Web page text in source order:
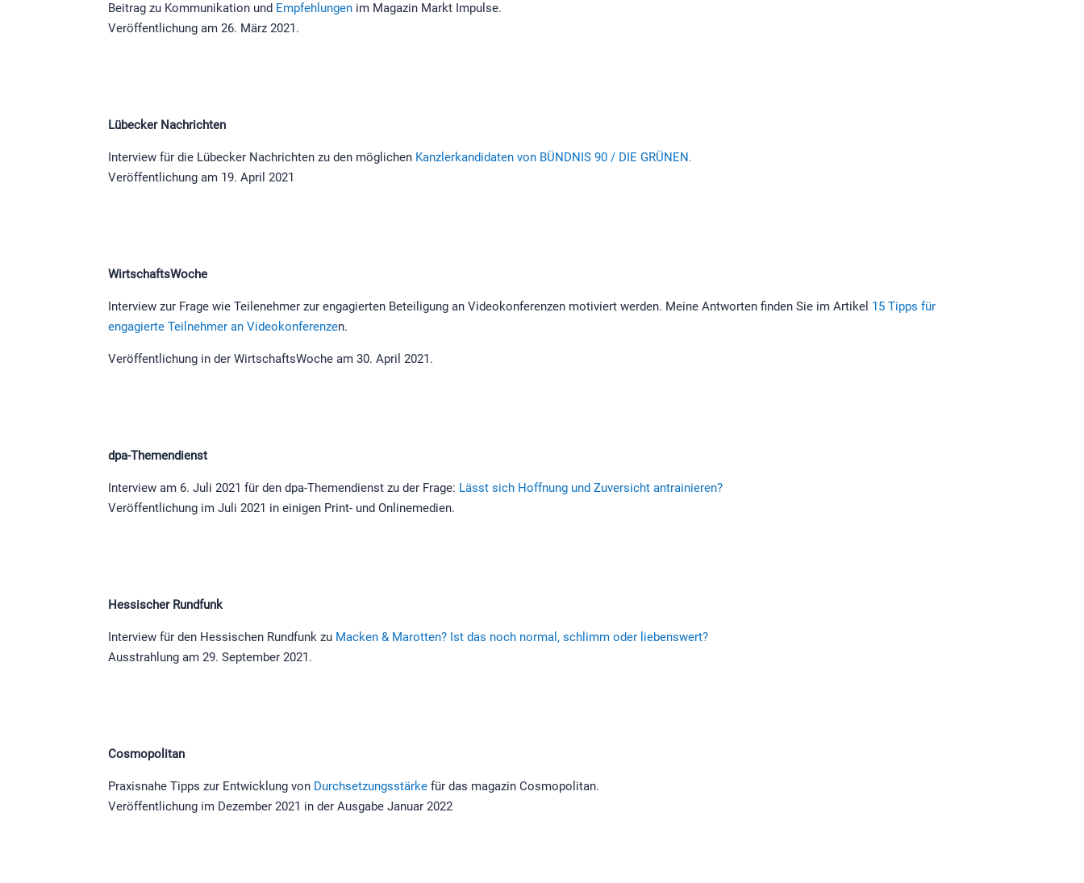
Beitrag zu Kommunikation und Empfehlungen im Magazin Markt Impulse.
Veröffentlichung am 26. März 2021.
Lübecker Nachrichten
Interview für die Lübecker Nachrichten zu den möglichen Kanzlerkandidaten von BÜNDNIS 90 / DIE GRÜNEN.
Veröffentlichung am 19. April 2021
WirtschaftsWoche
Interview zur Frage wie Teilenehmer zur engagierten Beteiligung an Videokonferenzen motiviert werden. Meine Antworten finden Sie im Artikel 15 Tipps für
engagierte Teilnehmer an Videokonferenzen.
Veröffentlichung in der WirtschaftsWoche am 30. April 2021.
dpa-Themendienst
Interview am 6. Juli 2021 für den dpa-Themendienst zu der Frage: Lässt sich Hoffnung und Zuversicht antrainieren?
Veröffentlichung im Juli 2021 in einigen Print- und Onlinemedien.
Hessischer Rundfunk
Interview für den Hessischen Rundfunk zu Macken & Marotten? Ist das noch normal, schlimm oder liebenswert?
Ausstrahlung am 29. September 2021.
Cosmopolitan
Praxisnahe Tipps zur Entwicklung von Durchsetzungsstärke für das magazin Cosmopolitan.
Veröffentlichung im Dezember 2021 in der Ausgabe Januar 2022